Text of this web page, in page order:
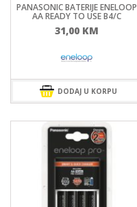
PANASONIC BATERIJE ENELOOP
AA READY TO USE B4/C
31,00 KM
DODAJ U KORPU